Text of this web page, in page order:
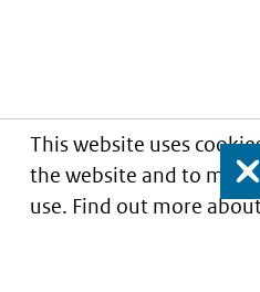
This website uses
the website and to
use. Find out more
Close